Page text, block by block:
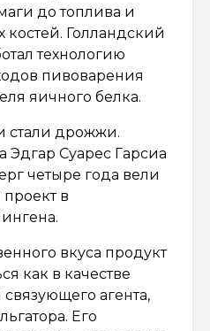
до топлива и
костей. Голландский
технологию
пивоварения
яичного белка.
стали дрожжи.
Эдгар Суарес Гарсиа
четыре года вели
в
вкуса продукт
как в качестве
агента,
Его